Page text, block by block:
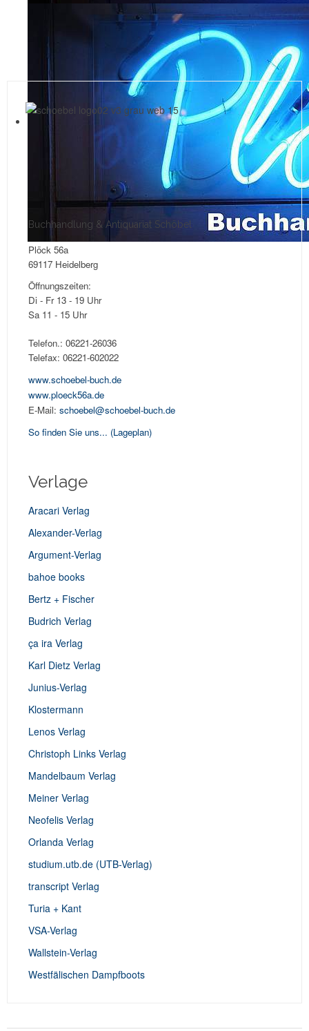
Buchhandlung & Antiquariat Schöbel
Plöck 56a
69117 Heidelberg
Öffnungszeiten:
Di - Fr 13 - 19 Uhr
Sa 11 - 15 Uhr
Telefon.: 06221-26036
Telefax: 06221-602022
www.schoebel-buch.de
www.ploeck56a.de
E-Mail: schoebel@schoebel-buch.de
So finden Sie uns... (Lageplan)
Verlage
Aracari Verlag
Alexander-Verlag
Argument-Verlag
bahoe books
Bertz + Fischer
Budrich Verlag
ça ira Verlag
Karl Dietz Verlag
Junius-Verlag
Klostermann
Lenos Verlag
Christoph Links Verlag
Mandelbaum Verlag
Meiner Verlag
Neofelis Verlag
Orlanda Verlag
studium.utb.de (UTB-Verlag)
transcript Verlag
Turia + Kant
VSA-Verlag
Wallstein-Verlag
Westfälischen Dampfboots